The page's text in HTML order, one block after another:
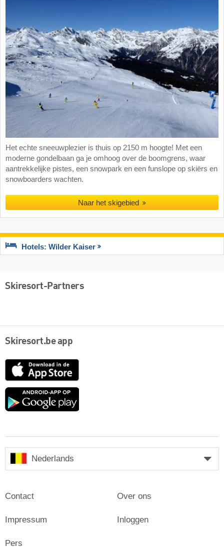
Het echte sneeuwplezier is thuis op 2150 m hoogte! Met een
moderne gondelbaan ga je omhoog over de boomgrens, waar
aantrekkelijke pistes, een snowpark en een funslope op skiërs en
snowboarders wachten.
Naar het skigebied
Hotels: Wilder Kaiser
Skiresort-Partners
Skiresort.be app
App
Google
Nederlands
Contact
Impressum
Pers
Over ons
Inloggen